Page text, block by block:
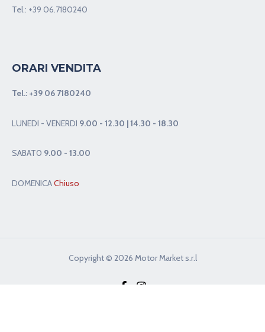
Tel.: +39 06.7180240
ORARI VENDITA
Tel.: +39 06 7180240
LUNEDI - VENERDI 9.00 - 12.30 | 14.30 - 18.30
SABAT0 9.00 - 13.00
DOMENICAChiuso
Copyright © 2026 Motor Market s.r.l